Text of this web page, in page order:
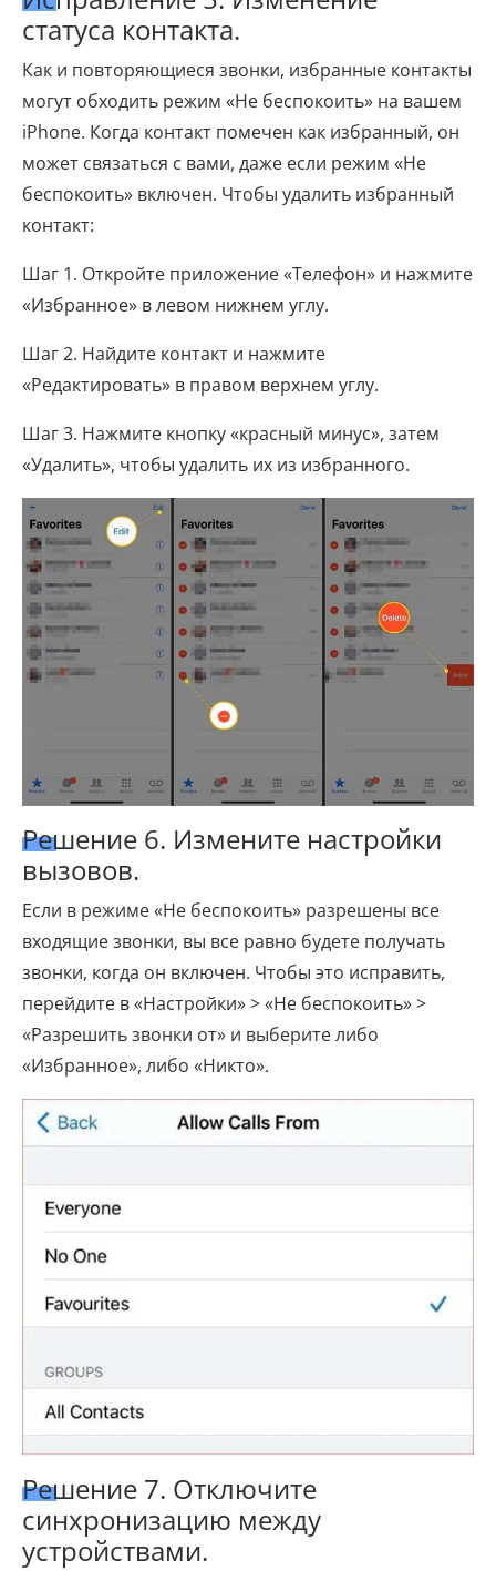
статуса контакта.
Как и повторяющиеся звонки, избранные контакты
могут обходить режим «Не беспокоить» на вашем
iPhone. Когда контакт помечен как избранный, он
может связаться с вами, даже если режим «Не
беспокоить» включен. Чтобы удалить избранный
контакт:
Шаг 1. Откройте приложение «Телефон» и нажмите
«Избранное» в левом нижнем углу.
Шаг 2. Найдите контакт и нажмите
«Редактировать» в правом верхнем углу.
Шаг 3. Нажмите кнопку «красный минус», затем
«Удалить», чтобы удалить их из избранного.
Решение 6. Измените настройки
вызовов.
Если в режиме «Не беспокоить» разрешены все
входящие звонки, вы все равно будете получать
звонки, когда он включен. Чтобы это исправить,
перейдите в «Настройки» > «Не беспокоить» >
«Разрешить звонки от» и выберите либо
«Избранное», либо «Никто».
Решение 7. Отключите
синхронизацию между
устройствами.